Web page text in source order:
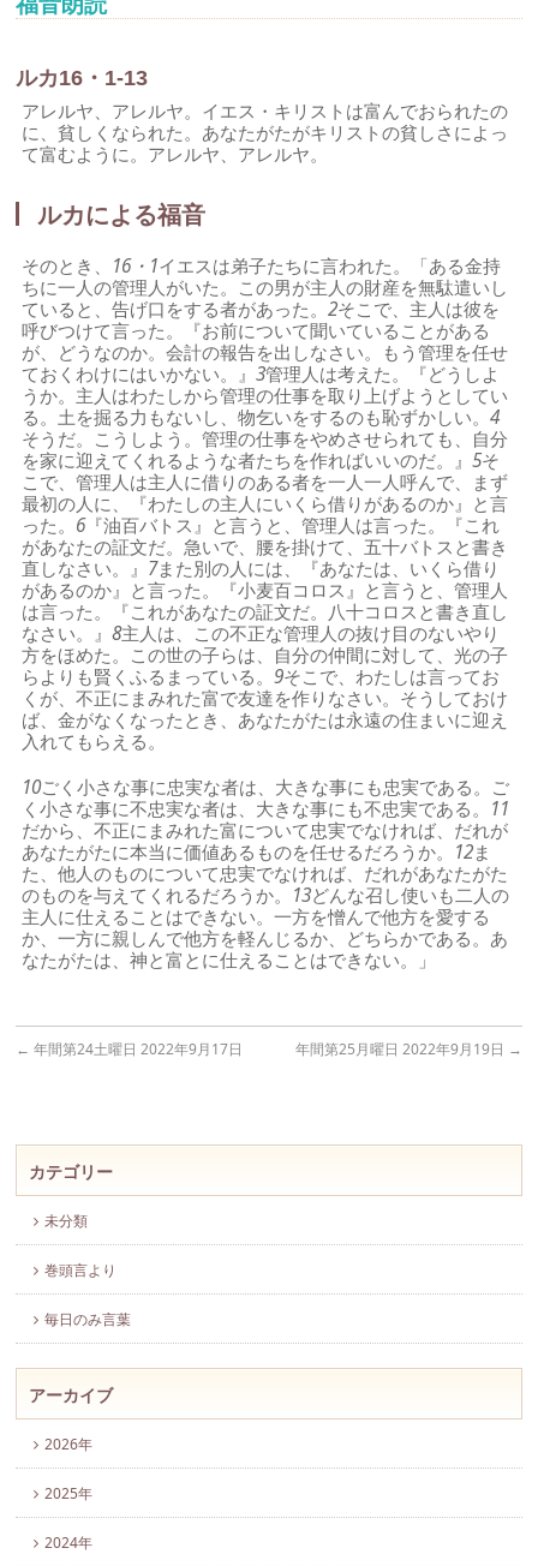
ルカ16・1-13
アレルヤ、アレルヤ。イエス・キリストは富んでおられたの
に、貧しくなられた。あなたがたがキリストの貧しさによっ
て富むように。アレルヤ、アレルヤ。
ルカによる福音
そのとき、 16・1イエスは弟子たちに言われた。「ある金持
ちに一人の管理人がいた。この男が主人の財産を無駄遣いし
ていると、告げ口をする者があった。2そこで、主人は彼を
呼びつけて言った。『お前について聞いていることがある
が、どうなのか。会計の報告を出しなさい。もう管理を任せ
ておくわけにはいかない。』3管理人は考えた。『どうしよ
うか。主人はわたしから管理の仕事を取り上げようとしてい
る。土を掘る力もないし、物乞いをするのも恥ずかしい。4
そうだ。こうしよう。管理の仕事をやめさせられても、自分
を家に迎えてくれるような者たちを作ればいいのだ。』5そ
こで、管理人は主人に借りのある者を一人一人呼んで、まず
最初の人に、『わたしの主人にいくら借りがあるのか』と言
った。 6『油百バトス』と言うと、管理人は言った。『これ
があなたの証文だ。急いで、腰を掛けて、五十バトスと書き
直しなさい。』 7また別の人には、『あなたは、いくら借り
があるのか』と言った。『小麦百コロス』と言うと、管理人
は言った。『これがあなたの証文だ。八十コロスと書き直し
なさい。』8主人は、この不正な管理人の抜け目のないやり
方をほめた。この世の子らは、自分の仲間に対して、光の子
らよりも賢くふるまっている。9そこで、わたしは言ってお
くが、不正にまみれた富で友達を作りなさい。そうしておけ
ば、金がなくなったとき、あなたがたは永遠の住まいに迎え
入れてもらえる。
10ごく小さな事に忠実な者は、大きな事にも忠実である。ご
く小さな事に不忠実な者は、大きな事にも不忠実である。 11
だから、不正にまみれた富について忠実でなければ、だれが
あなたがたに本当に価値あるものを任せるだろうか。 12ま
た、他人のものについて忠実でなければ、だれがあなたがた
のものを与えてくれるだろうか。 13どんな召し使いも二人の
主人に仕えることはできない。一方を憎んで他方を愛する
か、一方に親しんで他方を軽んじるか、どちらかである。あ
なたがたは、神と富とに仕えることはできない。」
← 年間第24土曜日 2022年9月17日 年間第25月曜日 2022年9月19日 →
カテゴリー
未分類
巻頭言より
毎日のみ言葉
アーカイブ
2026年
2025年
2024年